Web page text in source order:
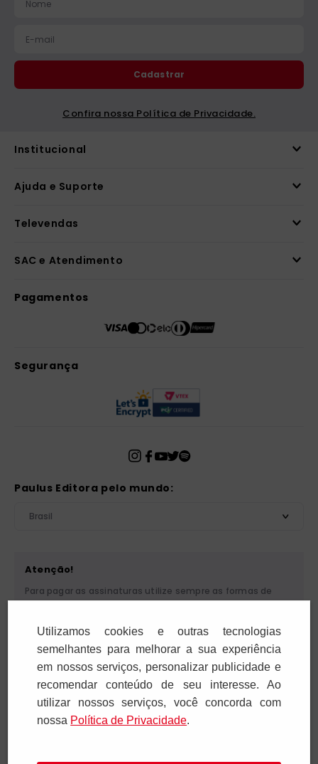
Confira nossa Política de Privacidade.
Cadastrar
Institucional
Ajuda e Suporte
Televendas
SAC e Atendimento
Pagamentos
Segurança
Paulus Editora pelo mundo:
Brasil
Atenção!
Para pagar as assinaturas utilize sempre as formas de
ou de pessoa física. Se você receber algum tipo de
cobrança suspeita, entre em contato conosco pelo
telefone (11) 5087-3600 ou pelo e-mail
cobranca@paulus.com.br.
Utilizamos cookies e outras tecnologias
semelhantes para melhorar a sua experiência
em nossos serviços, personalizar publicidade e
recomendar conteúdo de seu interesse. Ao
utilizar nossos serviços, você concorda com
nossa Polí­tica de Privacidade.